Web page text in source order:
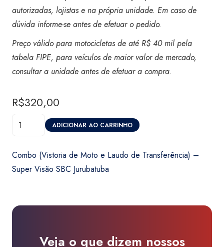
autorizadas, lojistas e na própria unidade. Em caso de
dúvida informe-se antes de efetuar o pedido.
Preço válido para motocicletas de até R$ 40 mil pela
tabela FIPE, para veículos de maior valor de mercado,
consultar a unidade antes de efetuar a compra.
R$320,00
Combo
de
ADICIONAR AO CARRINHO
Combo (Vistoria de Moto e Laudo de Transferência) –
Super Visão SBC Jurubatuba
Veja o que dizem nossos